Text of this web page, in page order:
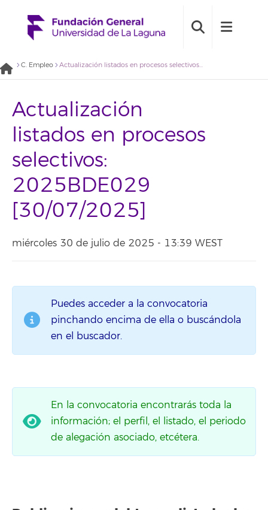
C. Empleo Actualización listados en procesos selectivos: 2025BDE029 [30/07/2025]
Actualización
listados en procesos
selectivos:
2025BDE029
[30/07/2025]
miércoles 30 de julio de 2025 - 13:39 WEST
Puedes acceder a la convocatoria
pinchando encima de ella o buscándola
en el buscador.
En la convocatoria encontrarás toda la
información; el perfil, el listado, el periodo
de alegación asociado, etcétera.